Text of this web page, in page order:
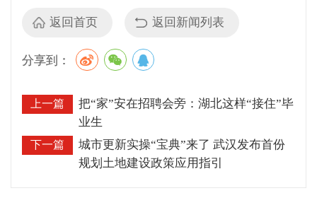
返回首页 返回新闻列表
分享到：
上一篇
把“家”安在招聘会旁：湖北这样“接住”毕
业生
下一篇
城市更新实操“宝典”来了 武汉发布首份
规划土地建设政策应用指引